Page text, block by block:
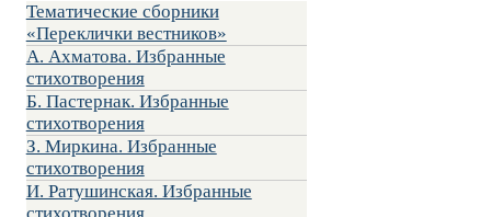
Тематические сборники
«Переклички вестников»
А. Ахматова. Избранные
стихотворения
Б. Пастернак. Избранные
стихотворения
З. Миркина. Избранные
стихотворения
И. Ратушинская. Избранные